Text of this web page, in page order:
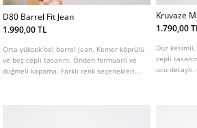
D80 Barrel Fit Jean
1.990,00 TL
Orta-yüksek bel barrel jean. Kemer köprülü
ve beş cepli tasarım. Önden fermuarlı ve
düğmeli kapama. Farklı renk seçenekleri
Kruvaze
1.790,00
Düz
cepli
ucu